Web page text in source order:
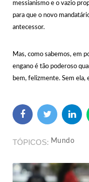
messianismo e o vazio
para que o novo
antecessor.
Mas, como sabemos, em
engano é tão poderoso
bem, felizmente. Sem ela,
TÓPICOS Mundo